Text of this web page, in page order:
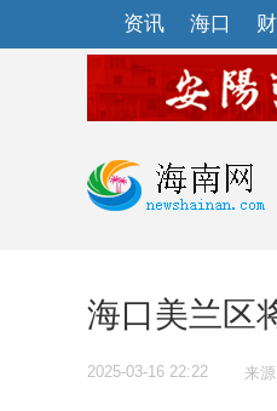
资讯 海口
海口美兰区
2025-03-16 22:22 来